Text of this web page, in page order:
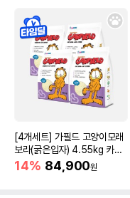
[4개세트] 가필드 고양이모래
보라(굵은입자) 4.55kg 카사
바모래
14% 84,900원